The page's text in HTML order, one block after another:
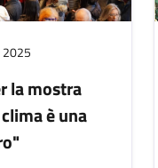
2025
la mostra
è una